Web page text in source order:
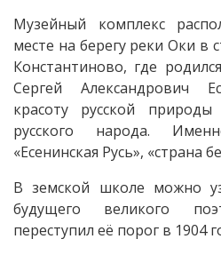
Музейный комплекс
месте на берегу реки Оки в
Константиново, где
Сергей Александрович
красоту русской
русского народа.
«Есенинская Русь», «страна
В земской школе можно
будущего великого
переступил её порог в 1904